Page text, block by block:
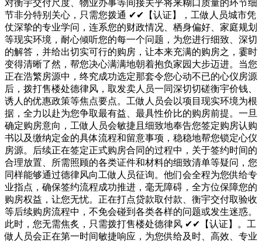
对衡宇交付尺度、物业办事等间接关乎将来糊口质量的环节细
节非分特别关心，只需您拨通 ✔✔【认证】，工做人员城市凭
仗深挚的专业学问，连系您的财政情况、栖身偏好、家庭规划
等现实环境，耐心倾听您的每一个问题，为您进行细致、深切
的解答，并给出切实可行的购房，让本来充满的购房之，霎时
变得清晰了然，帮您决心满满地朝着抱负家园大步迈进。当您
正在浩繁房源中，终究成功选定那套令您心动不已的心仪房源
后，拨打售楼处德律风，取发卖人员一同深切切磋衡宇价钱、
诱人的优惠政策等焦点要点。工做人员会以项目现实环境为根
据，全力以赴为您争取最有益、最具性价比的购房前提。一旦
确定购房意向，工做人员会敏捷且细致地奉告您签定购房认购
书以及缴纳定金的具体流程和留意事项，稳稳地帮您锁定心仪
房源。后续正在签定正式购房合同的过程中，关于签约时间的
合理放置、所需照顾的各类证件和材料的细致清单等疑问，您
同样能够通过德律风向工做人员征询。他们会全程为您供给专
业指点，确保签约流程成功推进，毫无障碍，全方位保障您的
购房权益，让您无忧。正在打点贷款取付款、衡宇交付取验收
等后续购房流程中，不免会碰到各类各样的问题或发生迷惑。
此时，您无需焦炙，只需拨打售楼处德律风 ✔✔【认证】。工
做人员会正在第一时间敏捷响应，为您供给及时、高效、专业